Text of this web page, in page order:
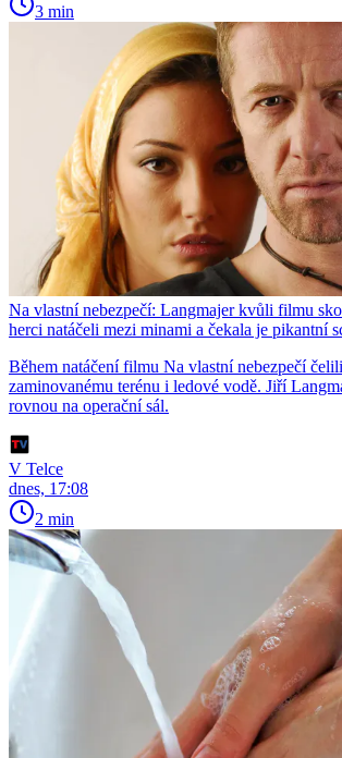
3 min
Na vlastní nebezpečí: Langmajer kvůli filmu
herci natáčeli mezi minami a čekala je pikantní
Během natáčení filmu Na vlastní nebezpečí
zaminovanému terénu i ledové vodě. Jiří
rovnou na operační sál.
V Telce
dnes, 17:08
2 min